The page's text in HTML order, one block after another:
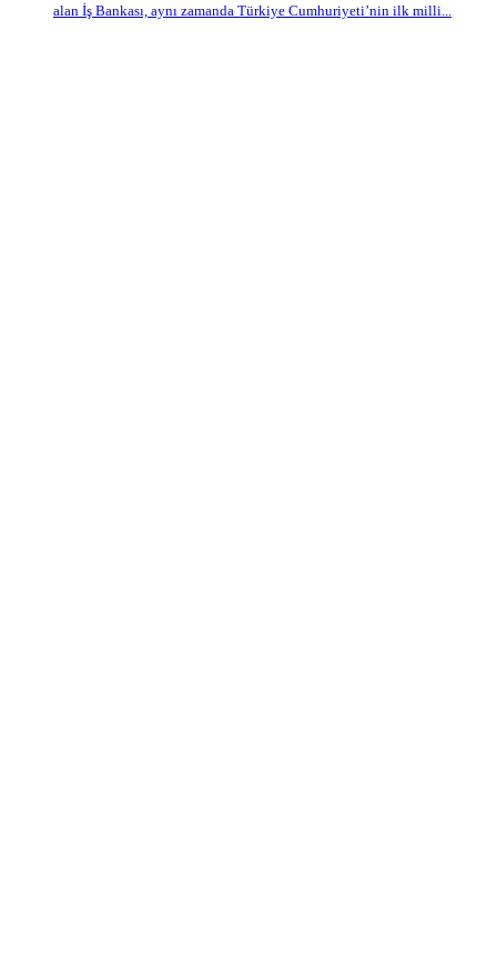
alan İş Bankası, aynı zamanda Türkiye Cumhuriyeti’nin ilk milli...